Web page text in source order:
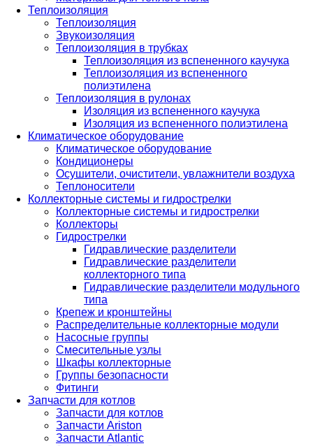
Теплоизоляция
Теплоизоляция
Звукоизоляция
Теплоизоляция в трубках
Теплоизоляция из вспененного каучука
Теплоизоляция из вспененного
полиэтилена
Теплоизоляция в рулонах
Изоляция из вспененного каучука
Изоляция из вспененного полиэтилена
Климатическое оборудование
Климатическое оборудование
Кондиционеры
Осушители, очистители, увлажнители воздуха
Теплоносители
Коллекторные системы и гидрострелки
Коллекторные системы и гидрострелки
Коллекторы
Гидрострелки
Гидравлические разделители
Гидравлические разделители
коллекторного типа
Гидравлические разделители модульного
типа
Крепеж и кронштейны
Распределительные коллекторные модули
Насосные группы
Смесительные узлы
Шкафы коллекторные
Группы безопасности
Фитинги
Запчасти для котлов
Запчасти для котлов
Запчасти Ariston
Запчасти Atlantic